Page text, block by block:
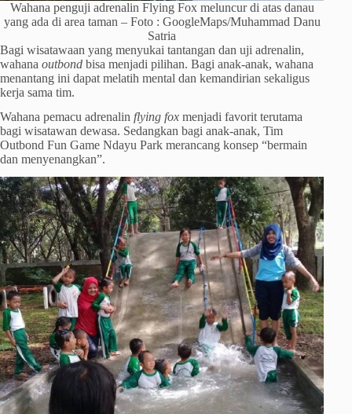
Wahana penguji adrenalin Flying Fox meluncur di atas danau
yang ada di area taman – Foto : GoogleMaps/Muhammad Danu
Satria
Bagi wisatawaan yang menyukai tantangan dan uji adrenalin,
wahana outbond bisa menjadi pilihan. Bagi anak-anak, wahana
menantang ini dapat melatih mental dan kemandirian sekaligus
kerja sama tim.
Wahana pemacu adrenalin flying fox menjadi favorit terutama
bagi wisatawan dewasa. Sedangkan bagi anak-anak, Tim
Outbond Fun Game Ndayu Park merancang konsep “bermain
dan menyenangkan”.